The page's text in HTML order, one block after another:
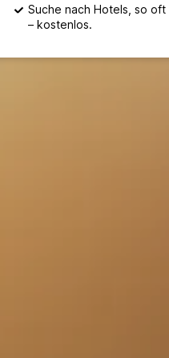
Suche nach Hotels, so oft
– kostenlos.